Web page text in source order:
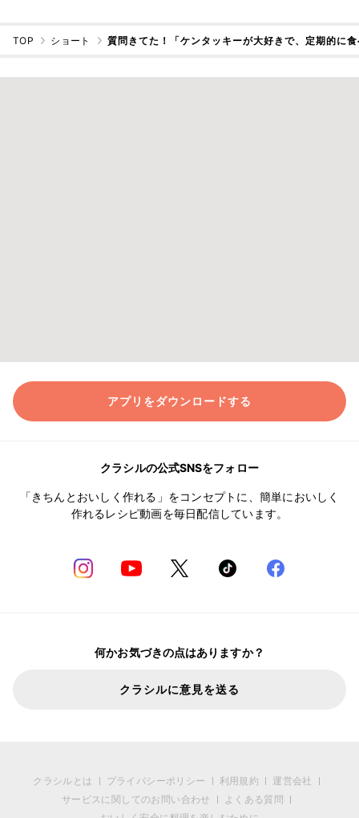
TOP ショート 質問きてた！「ケンタッキーが大好きで、定期的に
アプリをダウンロードする
クラシルの公式SNSをフォロー
「きちんとおいしく作れる」をコンセプトに、簡単においしく
作れるレシピ動画を毎日配信しています。
何かお気づきの点はありますか？
クラシルに意見を送る
クラシルとは プライバシーポリシー 利用規約
運営会社
サービスに関してのお問い合わせ
よくある質問